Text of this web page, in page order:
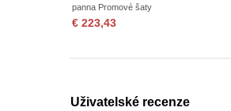
panna Promové šaty
€ 223,43
Uživatelské recenze